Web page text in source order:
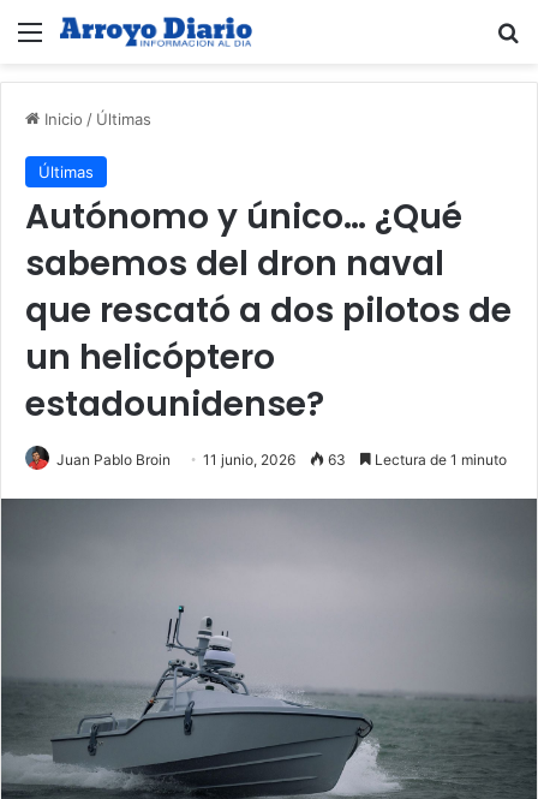
Menú
Inicio / Últimas
Últimas
Autónomo y único… ¿Qué
sabemos del dron naval
que rescató a dos pilotos de
un helicóptero
estadounidense?
Juan Pablo Broin 11 junio, 2026 63 Lectura de 1 minuto